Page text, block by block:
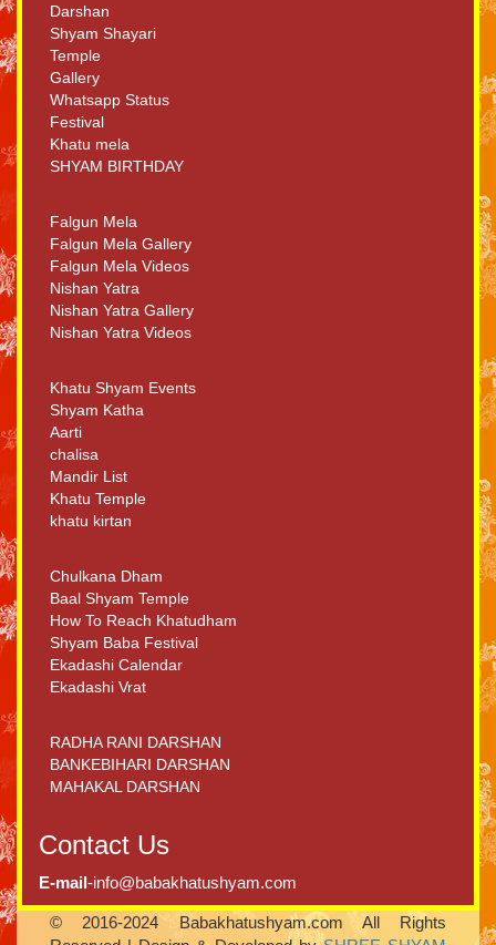
Darshan
Shyam Shayari
Temple
Gallery
Whatsapp Status
Festival
Khatu mela
SHYAM BIRTHDAY
Falgun Mela
Falgun Mela Gallery
Falgun Mela Videos
Nishan Yatra
Nishan Yatra Gallery
Nishan Yatra Videos
Khatu Shyam Events
Shyam Katha
Aarti
chalisa
Mandir List
Khatu Temple
khatu kirtan
Chulkana Dham
Baal Shyam Temple
How To Reach Khatudham
Shyam Baba Festival
Ekadashi Calendar
Ekadashi Vrat
RADHA RANI DARSHAN
BANKEBIHARI DARSHAN
MAHAKAL DARSHAN
Contact Us
E-mail-info@babakhatushyam.com
© 2016-2024 Babakhatushyam.com All Rights